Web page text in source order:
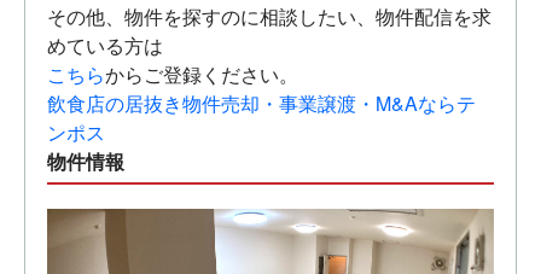
その他、物件を探すのに相談したい、物件配信を求
めている方は
こちらからご登録ください。
飲食店の居抜き物件売却・事業譲渡・M&Aならテ
ンポス
物件情報